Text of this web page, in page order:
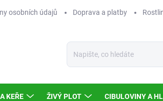
osobních údajů Doprava a platby
KEŘE ŽIVÝ PLOT CIBULOVINY A